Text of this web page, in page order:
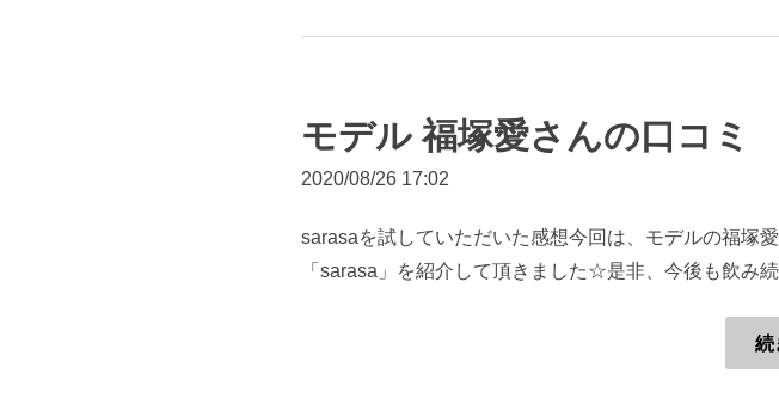
モデル 福塚愛さんの口コミ
2020/08/26 17:02
sarasaを試していただいた感想今回は、モデルの福
「sarasa」を紹介して頂きました☆是非、今後も飲み
続